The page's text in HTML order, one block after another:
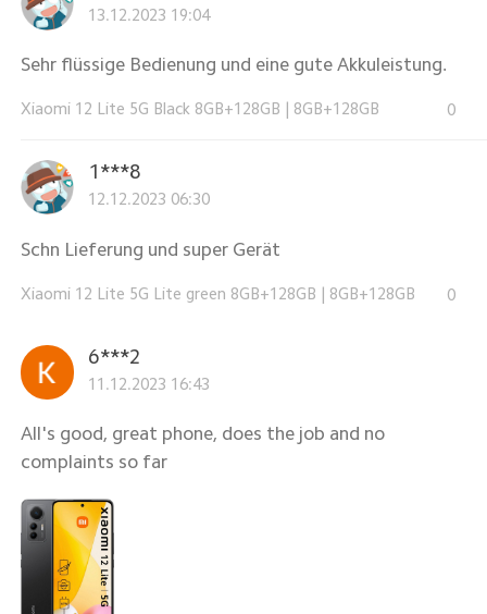
13.12.2023 19:04
Sehr flüssige Bedienung und eine gute Akkuleistung.
Xiaomi 12 Lite 5G Black 8GB+128GB 8GB+128GB 0
1***8
12.12.2023 06:30
Schn Lieferung und super Gerät
Xiaomi 12 Lite 5G Lite green 8GB+128GB | 8GB+128GB 0
6***2
11.12.2023 16:43
All's good, great phone, does the job and no
complaints so far